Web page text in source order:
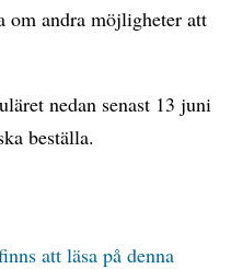
om andra möjligheter att
nedan senast 13 juni
beställa.
att läsa på denna